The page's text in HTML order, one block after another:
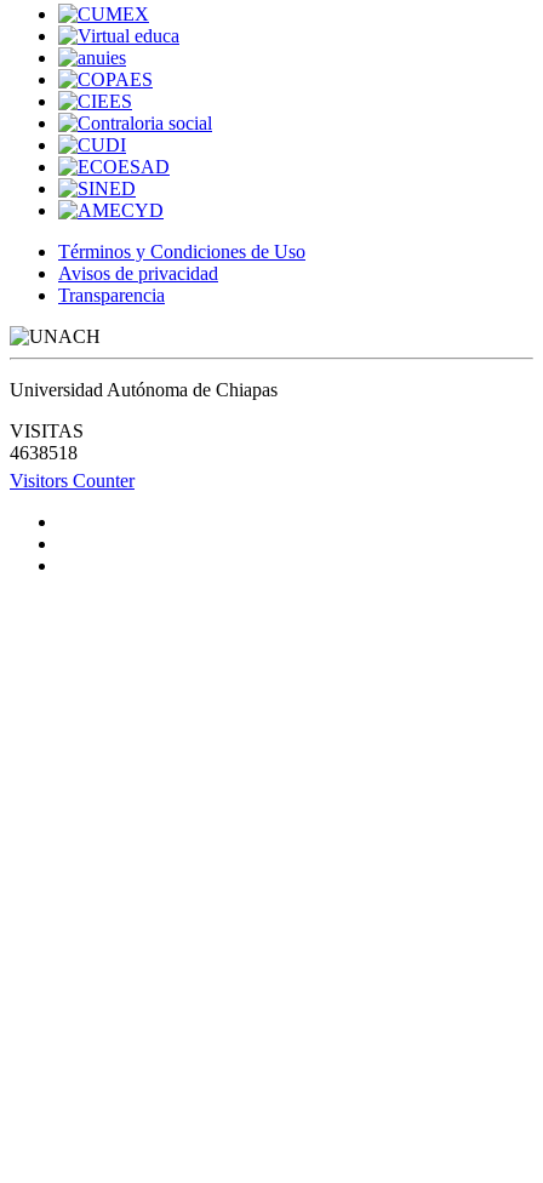
Términos y Condiciones de Uso
Avisos de privacidad
Transparencia
Universidad Autónoma de Chiapas
VISITAS
4638518
Visitors Counter